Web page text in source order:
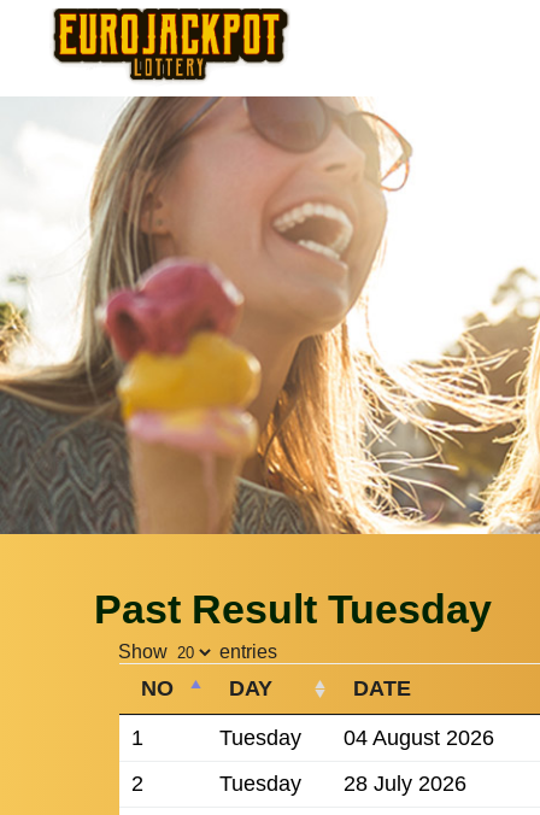
Past Result Tuesday
Show entries
NO DAY DATE
1 Tuesday
04 August 2026
2
Tuesday
28 July 2026
Thursday